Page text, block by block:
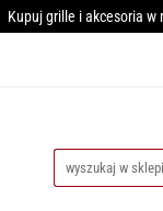
Kupuj grille i akcesoria w